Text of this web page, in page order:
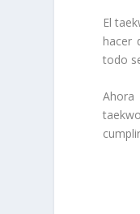
El
hacer
todo